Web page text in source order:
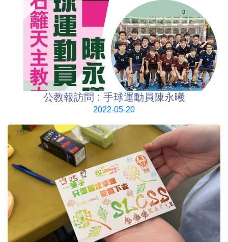
公教報訪問 : 手球運動員陳永曦
2022-05-20